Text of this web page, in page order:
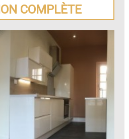
COMPLÈTE